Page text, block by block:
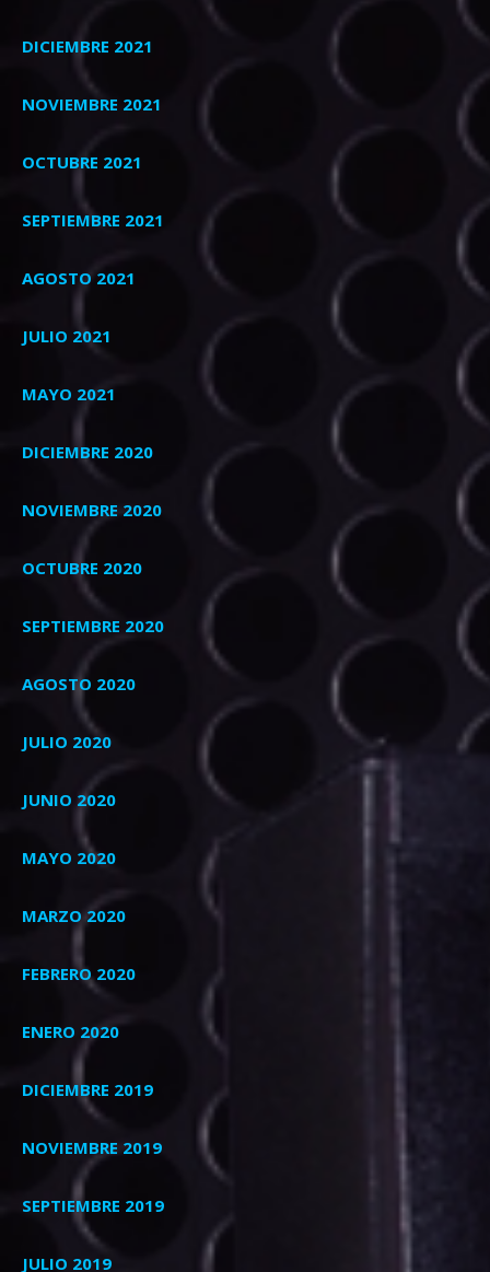
DICIEMBRE 2021
NOVIEMBRE 2021
OCTUBRE 2021
SEPTIEMBRE 2021
AGOSTO 2021
JULIO 2021
MAYO 2021
DICIEMBRE 2020
NOVIEMBRE 2020
OCTUBRE 2020
SEPTIEMBRE 2020
AGOSTO 2020
JULIO 2020
JUNIO 2020
MAYO 2020
MARZO 2020
FEBRERO 2020
ENERO 2020
DICIEMBRE 2019
NOVIEMBRE 2019
SEPTIEMBRE 2019
JULIO 2019